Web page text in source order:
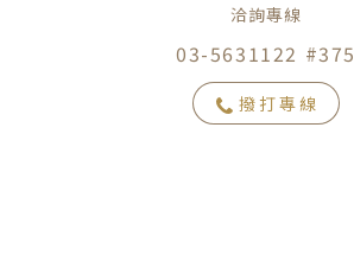
洽詢專線
03-5631122 #375
撥打專線